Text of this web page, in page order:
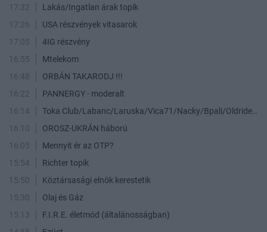
17:32
Lakás/Ingatlan árak topik
17:26
USA részvények vitasarok
17:05
4IG részvény
16:55
Mtelekom
16:48
ORBÁN TAKARODJ !!!
16:22
PANNERGY - moderalt
16:14
Toka Club/Labanc/Laruska/Vica71/Nacky/Bpali/Oldrider/Josefernando/Mcbull/Kawaszabi
16:10
OROSZ-UKRÁN háború
16:05
Mennyit ér az OTP?
15:54
Richter topik
15:50
Köztársasági elnök kerestetik
15:30
Olaj és Gáz
15:13
F.I.R.E. életmód (általánosságban)